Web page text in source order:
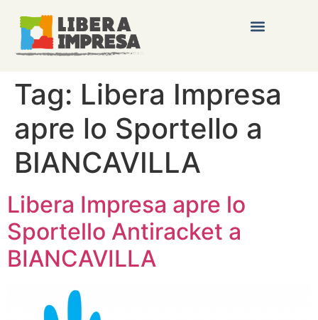
Tag: Libera Impresa
apre lo Sportello a
BIANCAVILLA
Libera Impresa apre lo
Sportello Antiracket a
BIANCAVILLA